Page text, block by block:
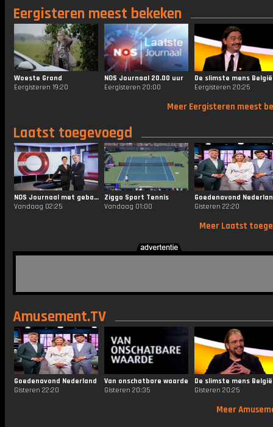
Eergisteren meest bekeken
Woeste Grond
Eergisteren 19:20
NOS Journaal 20.00 uur
Eergisteren 20:00
De slimste mens België
Eergisteren 20:25
Meer Eergisteren meest
Laatst toegevoegd
NOS Journaal met gebarentaal 20.00
Vandaag 02:25
Ziggo Sport Tennis
Vandaag 01:00
Goedenavond
Gisteren 22:20
Meer Laatst
Amusement.TV
Goedenavond Nederland
Gisteren 22:20
Van onschatbare waarde
Gisteren 20:35
De slimste mens België
Gisteren 20:25
Meer